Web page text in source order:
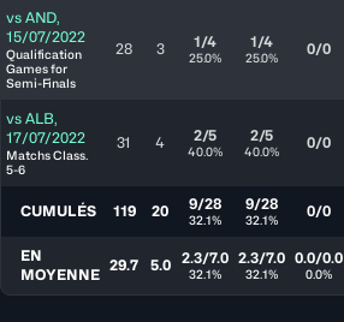
vs AND,
15/07/2022
Qualification
Games for
Semi-Finals
28 3 1/4
25.0%
1/4
25.0% 0/0
vs ALB,
17/07/2022
Matchs Class.
5-6
31 4 2/5
40.0%
2/5
40.0% 0/0
CUMULÉS 119 20 9/28
32.1%
9/28
32.1% 0/0
EN
MOYENNE
29.7 5.0 2.3/7.0
32.1%
2.3/7.0
32.1%
0.0/0.0
0.0%